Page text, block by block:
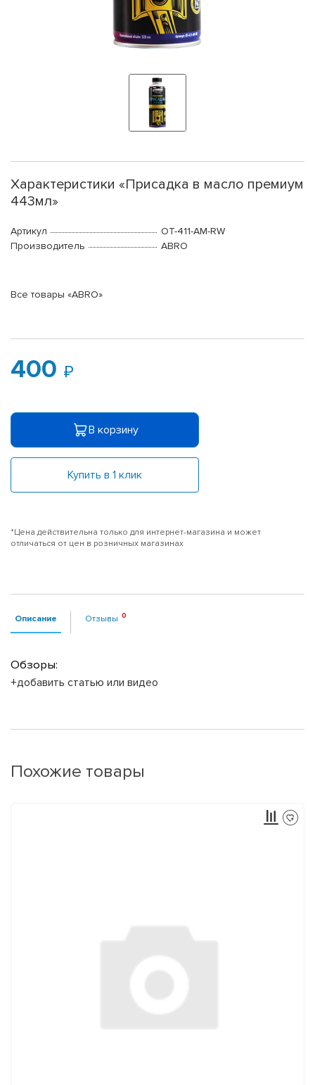
Характеристики «Присадка в масло премиум
443мл»
Артикул
OT-411-AM-RW
Производитель
ABRO
Все товары «ABRO»
400
В корзину
Купить в 1 клик
*Цена действительна только для интернет-магазина и может
отличаться от цен в розничных магазинах
Описание Отзывы
Обзоры:
+добавить статью или видео
Похожие товары